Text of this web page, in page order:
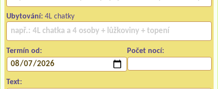
Ubytování: 4L chatky
Termín od: Počet nocí:
Text: